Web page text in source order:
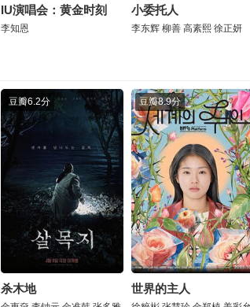
IU演唱会：黄金时刻
李知恩
小委托人
李东辉 柳善 高素熙 徐正妍
豆瓣6.2分
杀木地
豆瓣8.9分
世界的主人